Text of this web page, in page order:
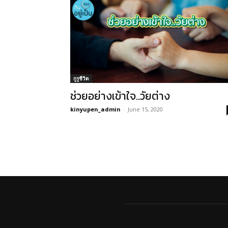
กูรูชีวิต
ช่วยอย่างเข้าใจ..วัยต่าง
kinyupen_admin - June 15, 2020